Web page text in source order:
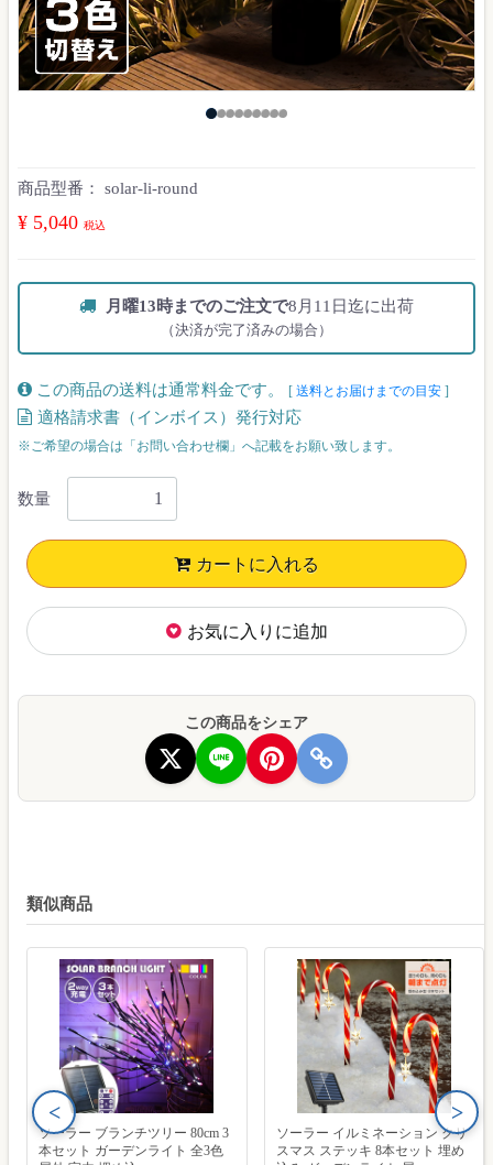
商品型番： solar-li-round
¥ 5,040 税込
月曜13時までのご注文で8月11日迄に出荷
（決済が完了済みの場合）
この商品の送料は通常料金です。 [ 送料とお届けまでの目安 ]
適格請求書（インボイス）発行対応
※ご希望の場合は「お問い合わせ欄」へ記載をお願い致します。
数量
カートに入れる
お気に入りに追加
この商品をシェア
類似商品
ソーラー ブランチツリー 80cm 3
本セット ガーデンライト 全3色
ソーラー イルミネーション クリ
スマス ステッキ 8本セット 埋め
< >